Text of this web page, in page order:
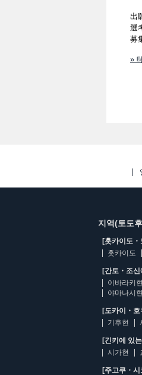
出
選
募
»
지역(토도
[홋카이도
홋카이도
[간토・조
이바라키현
야마나시현
[도카이・
기후현
[긴키에 있
시가현
[주고쿠・